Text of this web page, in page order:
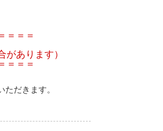
＝＝＝
あります）
＝＝＝
だきます。